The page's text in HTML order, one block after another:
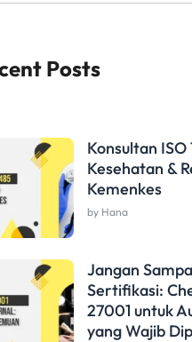
Posts
Konsultan
Kesehatan &
Kemenkes
by Hana
Jangan
Sertifikasi:
27001 untuk
yang Wajib